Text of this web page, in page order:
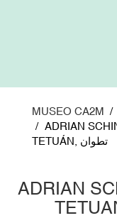
MUSEO CA2M
ADRIAN
TETUÁN, تطوان
ADRIAN